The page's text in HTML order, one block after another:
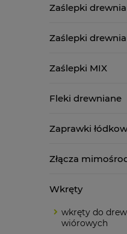
Zaślepki
Zaślepki
Zaślepki MIX
Fleki drewniane
Zaprawki
Złącza
Wkręty
wkręty do
wiórowych